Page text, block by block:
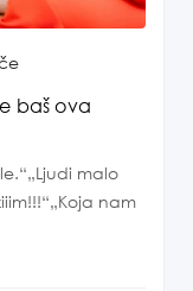
baš ova
malo
nam